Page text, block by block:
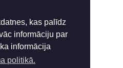
kas palīdz
informāciju par
informācija
politikā.